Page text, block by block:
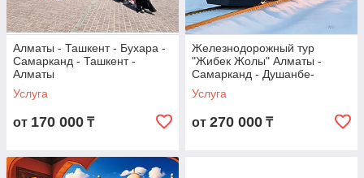
Алматы - Ташкент - Бухара -
Самарканд - Ташкент -
Алматы
Услуга
от 170 000 ₸
Железнодорожный тур
"Жибек Жолы" Алматы -
Самарканд - Душанбе-
Ташкент - Алматы
Услуга
от 270 000 ₸